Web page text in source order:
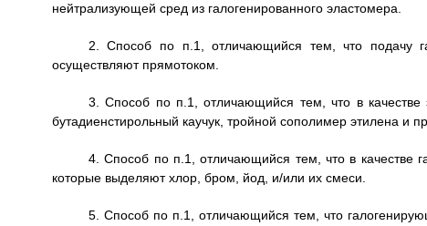
нейтрализующей сред из галогенированного эластомера.
2. Способ по п.1, отличающийся тем, что подачу
осуществляют прямотоком.
3. Способ по п.1, отличающийся тем, что в качестве
бутадиенстирольный каучук, тройной сополимер этилена и
4. Способ по п.1, отличающийся тем, что в качестве
которые выделяют хлор, бром, йод, и/или их смеси.
5. Способ по п.1, отличающийся тем, что